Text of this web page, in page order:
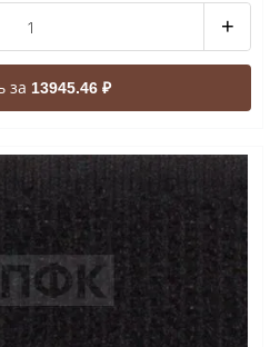
+
за 13945.46 ₽